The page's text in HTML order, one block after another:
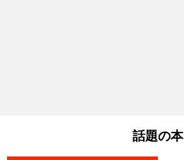
話題の本